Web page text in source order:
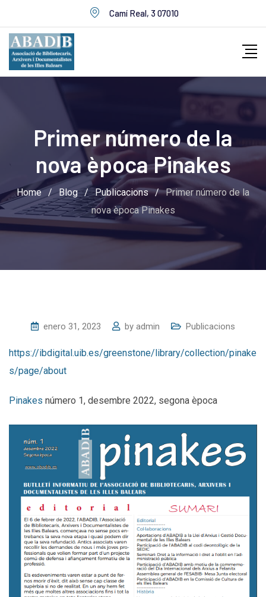
to
content
Camí Real, 3 07010
Primer número de la
nova època Pinakes
Home / Blog / Publicacions / Primer número de la
nova època Pinakes
enero 31, 2023 by admin Publicacions
https://ibdigital.uib.es/greenstone/library/collection/pinake
s/page/about
Pinakes número 1, desembre 2022, segona època